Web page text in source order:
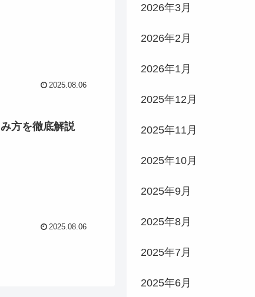
2025.08.06
方を徹底解説
2025.08.06
2026年3月
2026年2月
2026年1月
2025年12月
2025年11月
2025年10月
2025年9月
2025年8月
2025年7月
2025年6月